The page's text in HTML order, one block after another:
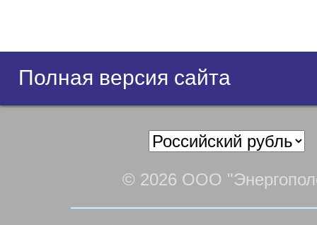
Полная версия сайта
© 2026 ООО